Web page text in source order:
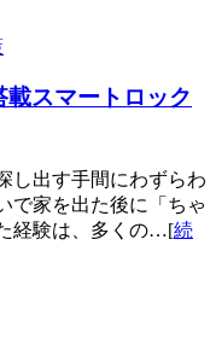
スマートロック
し出す手間にわずらわ
で家を出た後に「ちゃ
経験は、多くの…[続